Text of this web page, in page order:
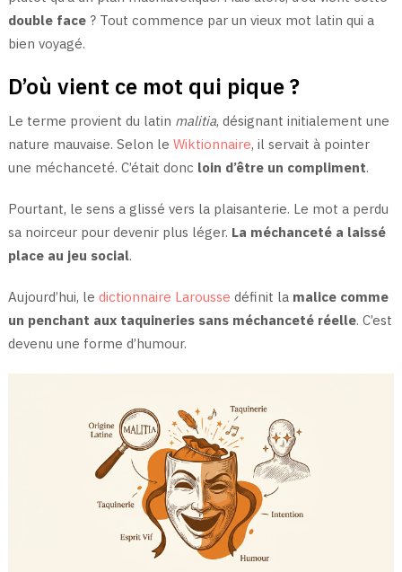
double face? Tout commence par un vieux mot latin qui a
bien voyagé.
D’où vient ce mot qui pique ?
Le terme provient du latin malitia, désignant initialement une
nature mauvaise. Selon le Wiktionnaire, il servait à pointer
une méchanceté. C’était donc loin d’être un compliment.
Pourtant, le sens a glissé vers la plaisanterie. Le mot a perdu
sa noirceur pour devenir plus léger. La méchanceté a laissé
place au jeu social.
Aujourd’hui, le dictionnaire Larousse définit la malice comme
un penchant aux taquineries sans méchanceté réelle. C’est
devenu une forme d’humour.